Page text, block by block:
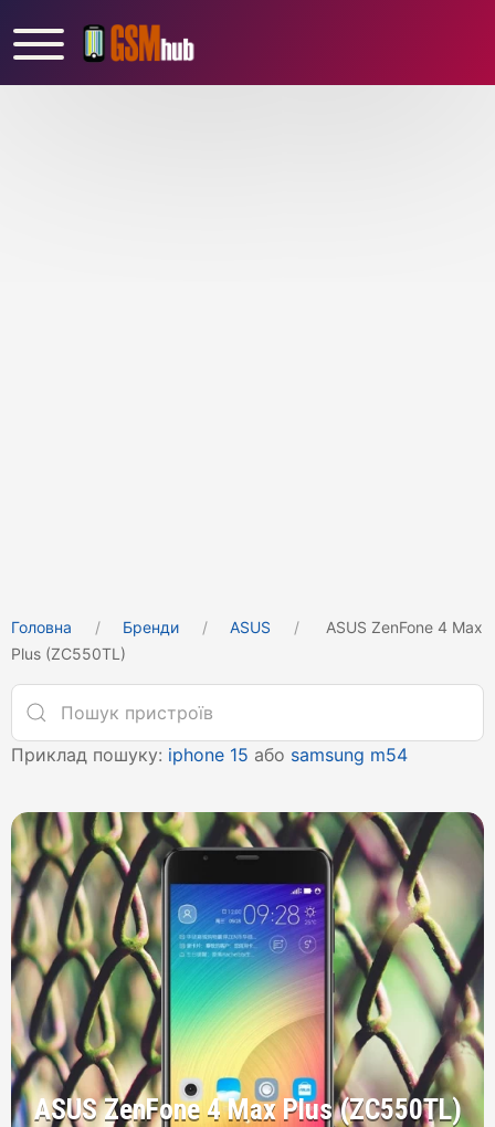
Головна Бренди ASUS
ASUS ZenFone 4 Max
Plus (ZC550TL)
Приклад пошуку: iphone 15 або samsung m54
ASUS ZenFone 4 Max Plus (ZC550TL)